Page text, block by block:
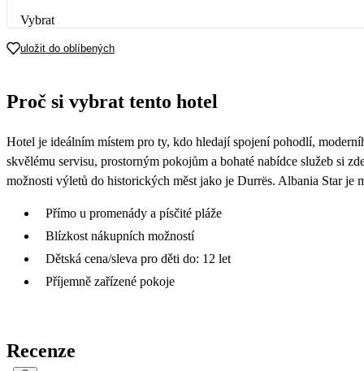
Vybrat
uložit do oblíbených
Proč si vybrat tento hotel
Hotel je ideálním místem pro ty, kdo hledají spojení pohodlí,
skvělému servisu, prostorným pokojům a bohaté nabídce služeb si
možnosti výletů do historických měst jako je Durrës. Albania Star je
Přímo u promenády a písčité pláže
Blízkost nákupních možností
Dětská cena/sleva pro děti do: 12 let
Příjemně zařízené pokoje
Recenze